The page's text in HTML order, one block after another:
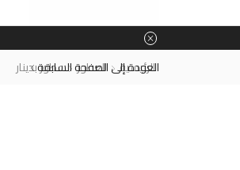
الرئيسية
العطور عطور بدينار
العودة إلى الصفحة السابقة